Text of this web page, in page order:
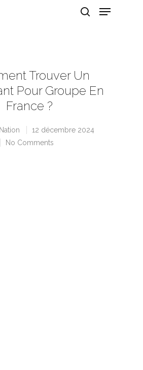
Trouver Un
Pour Groupe En
France ?
12 décembre 2024
No Comments